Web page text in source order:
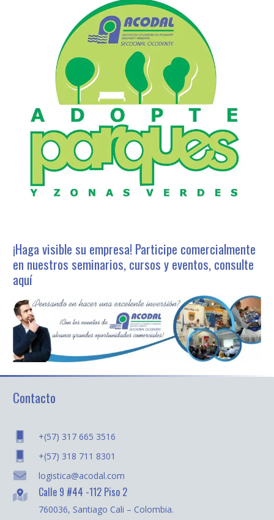
¡Haga visible su empresa! Participe comercialmente
en nuestros seminarios, cursos y eventos, consulte
aquí
Contacto
+(57) 317 665 3516
+(57) 318 711 8301
logistica@acodal.com
Calle 9 #44 -112 Piso 2
760036, Santiago Cali – Colombia.